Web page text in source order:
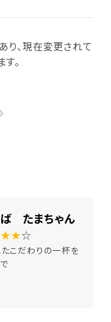
、現在変更されて
。
たまちゃん
☆
こだわりの一杯を